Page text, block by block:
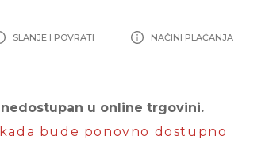
SLANJE I POVRATI NAČINI PLAĆANJA
u online trgovini.
kada bude ponovno dostupno